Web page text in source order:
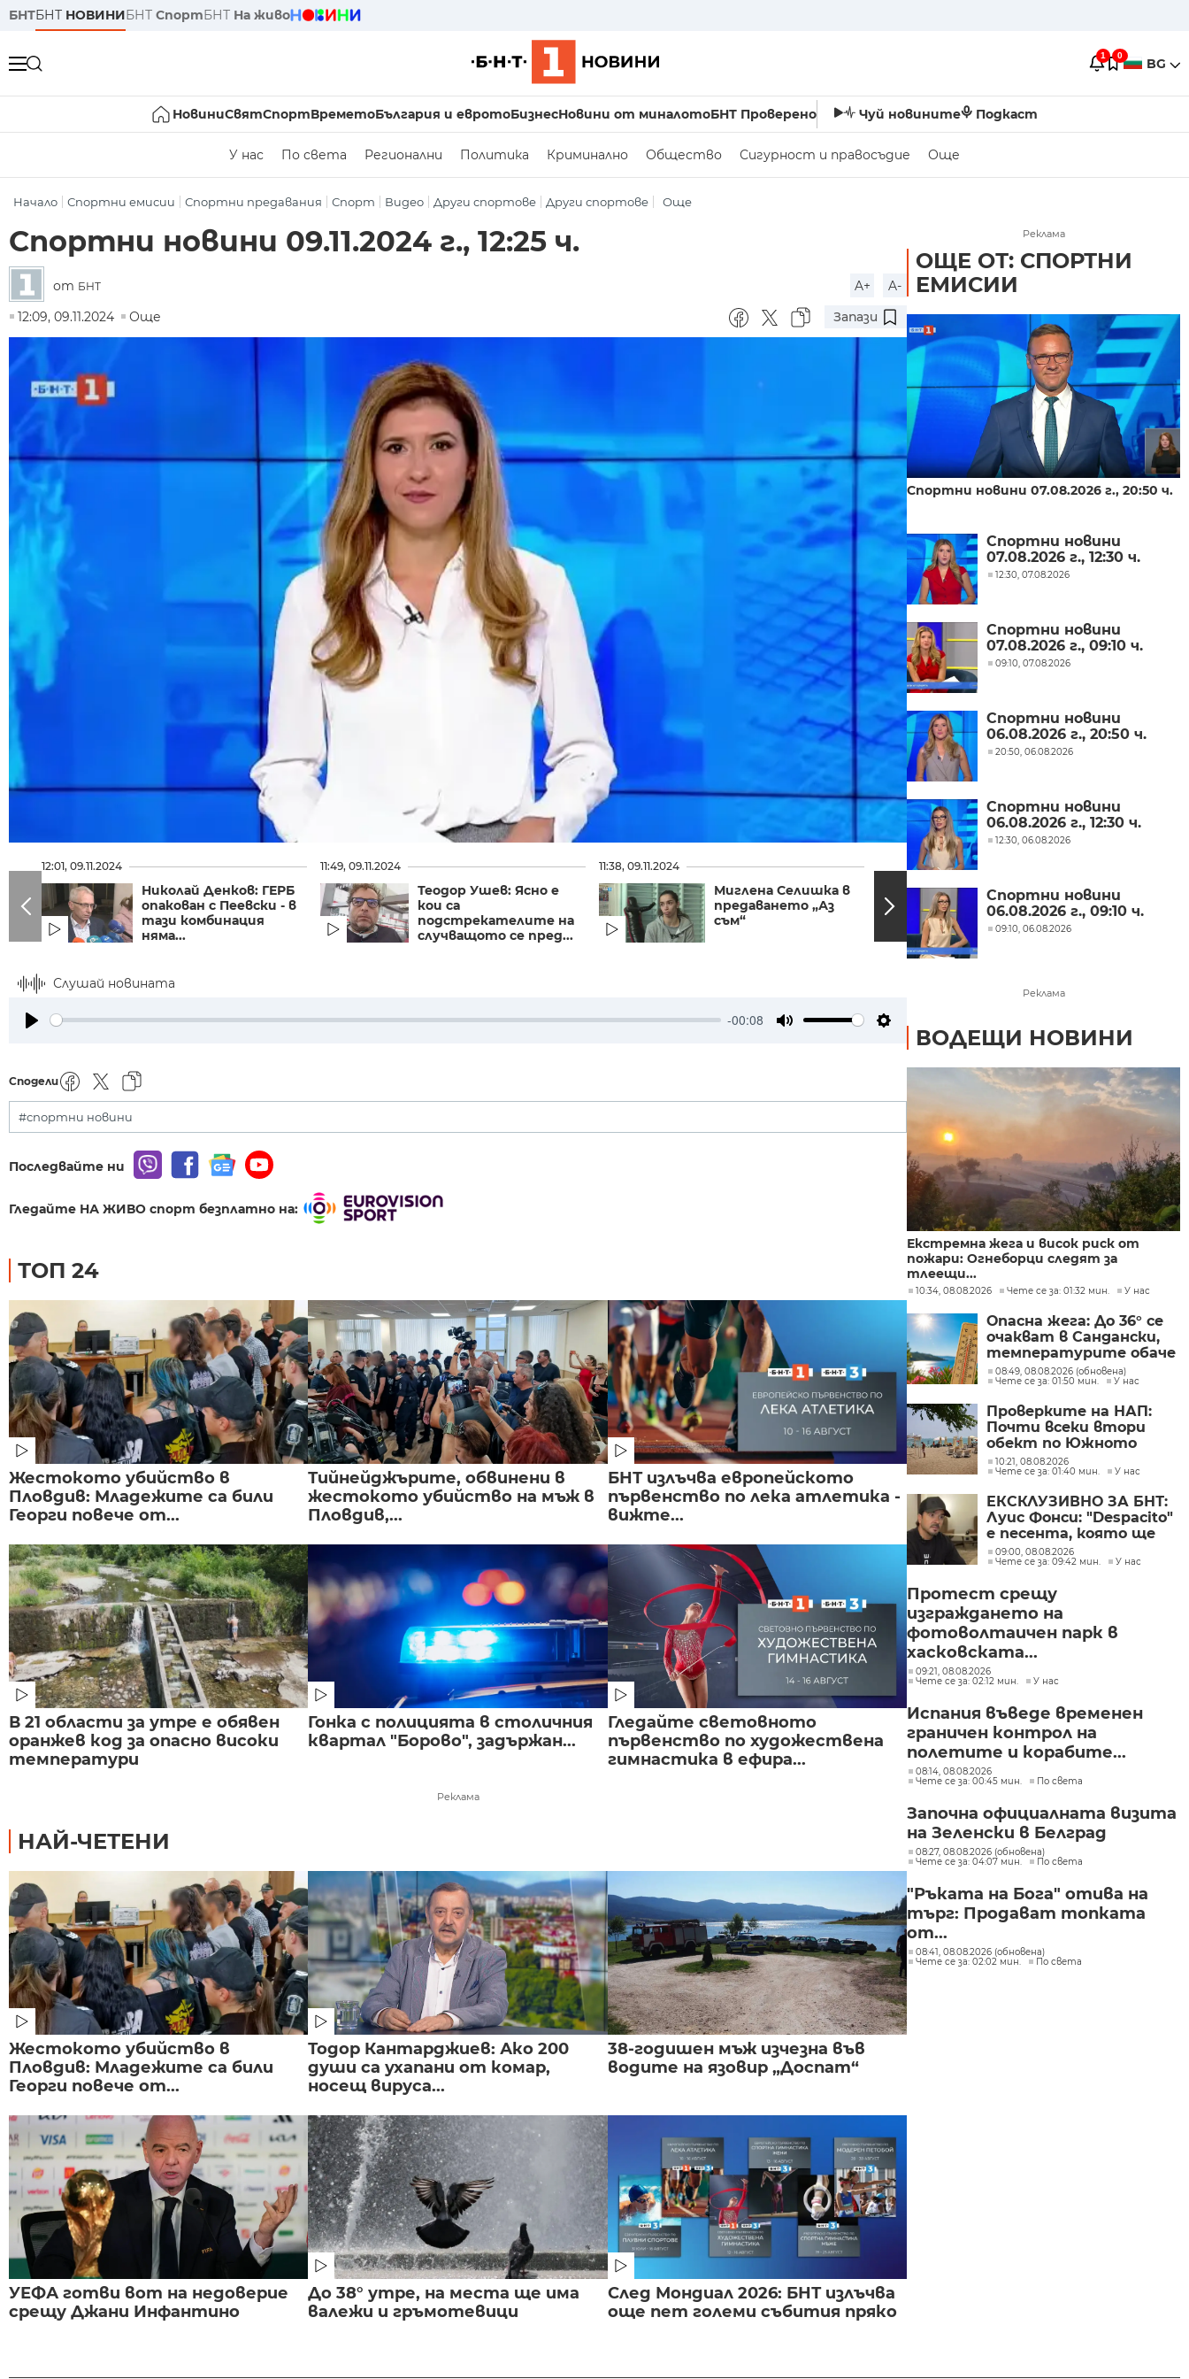
БНТБНТ НОВИНИБНТ СпортБНТ На живо
1 0 BG
НовиниСвятСпортВреметоБългария и евротоБизнесНовини от миналотоБНТ Проверено Чуй новините Подкаст
У нас По света Регионални Политика Криминално Общество Сигурност и правосъдие Още
Начало Спортни емисии Спортни предавания Спорт Видео Други спортове Други спортове Още
Спортни новини 09.11.2024 г., 12:25 ч.
от БНТ A+
A-
12:09, 09.11.2024
Още Запази
12:01, 09.11.2024
Николай Денков: ГЕРБ
опакован с Пеевски - в
тази комбинация
няма...
11:49, 09.11.2024
Теодор Ушев: Ясно е
кои са
подстрекателите на
случващото се пред...
11:38, 09.11.2024
Миглена Селишка в
предаването „Аз
съм“
10:55, 09.11.2024
Емил Кошлуков:
Телевизията е преди
всичко хората, БНТ
има...
Слушай новината
-00:08
Settings
Сподели
#спортни новини
Последвайте ни
Гледайте НА ЖИВО спорт безплатно на:
ТОП 24
Жестокото убийство в
Пловдив: Младежите са били
Георги повече от...
Тийнейджърите, обвинени в
жестокото убийство на мъж в
Пловдив,...
БНТ излъчва европейското
първенство по лека атлетика -
вижте...
В 21 области за утре е обявен
оранжев код за опасно високи
температури
Гонка с полицията в столичния
квартал "Борово", задържан...
Гледайте световното
първенство по художествена
гимнастика в ефира...
Реклама
НАЙ-ЧЕТЕНИ
Жестокото убийство в
Пловдив: Младежите са били
Георги повече от...
Тодор Кантарджиев: Ако 200
души са ухапани от комар,
носещ вируса...
38-годишен мъж изчезна във
водите на язовир „Доспат“
УЕФА готви вот на недоверие
срещу Джани Инфантино
До 38° утре, на места ще има
валежи и гръмотевици
След Мондиал 2026: БНТ излъчва
още пет големи събития пряко
Реклама
ОЩЕ ОТ: СПОРТНИ
ЕМИСИИ
Спортни новини 07.08.2026 г., 20:50 ч.
Спортни новини
07.08.2026 г., 12:30 ч.
12:30, 07.08.2026
Спортни новини
07.08.2026 г., 09:10 ч.
09:10, 07.08.2026
Спортни новини
06.08.2026 г., 20:50 ч.
20:50, 06.08.2026
Спортни новини
06.08.2026 г., 12:30 ч.
12:30, 06.08.2026
Спортни новини
06.08.2026 г., 09:10 ч.
09:10, 06.08.2026
Реклама
ВОДЕЩИ НОВИНИ
Екстремна жега и висок риск от
пожари: Огнеборци следят за
тлеещи...
10:34, 08.08.2026 Чете се за: 01:32 мин. У нас
Опасна жега: До 36° се
очакват в Сандански,
температурите обаче
не са рекордни
08:49, 08.08.2026 (обновена)
Чете се за: 01:50 мин.
У нас
Проверките на НАП:
Почти всеки втори
обект по Южното
Черноморие е с
нарушение
10:21, 08.08.2026
Чете се за: 01:40 мин.
У нас
ЕКСКЛУЗИВНО ЗА БНТ:
Луис Фонси: "Despacito"
е песента, която ще
изпълнявам до края на
живота си
09:00, 08.08.2026
Чете се за: 09:42 мин.
У нас
Протест срещу
изграждането на
фотоволтаичен парк в
хасковската...
09:21, 08.08.2026
Чете се за: 02:12 мин.
У нас
Испания въведе временен
граничен контрол на
полетите и корабите...
08:14, 08.08.2026
Чете се за: 00:45 мин.
По света
Започна официалната визита
на Зеленски в Белград
08:27, 08.08.2026 (обновена)
Чете се за: 04:07 мин.
По света
"Ръката на Бога" отива на
търг: Продават топката
от...
08:41, 08.08.2026 (обновена)
Чете се за: 02:02 мин.
По света